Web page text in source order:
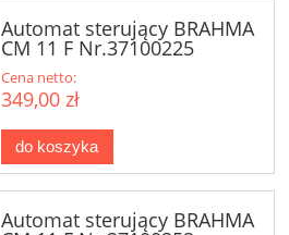
Automat sterujący BRAHMA
CM 11 F Nr.37100225
Cena netto:
349,00 zł
do koszyka
Automat sterujący BRAHMA